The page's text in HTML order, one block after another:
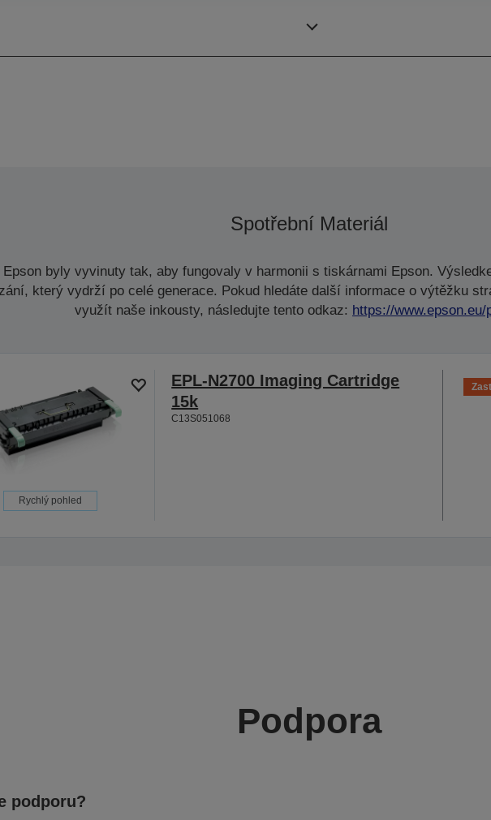
Spotřební Materiál
byly vyvinuty tak, aby fungovaly v harmonii s tiskárnami Epson.
který vydrží po celé generace. Pokud hledáte další informace o výtěžku
využít naše inkousty, následujte tento odkaz: https://www.epson.eu/
Rychlý pohled
EPL-N2700 Imaging Cartridge
15k
C13S051068
Podpora
podporu?